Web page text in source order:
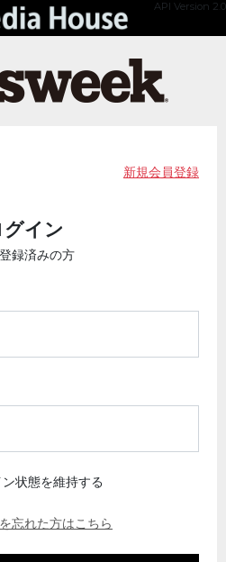
API Version 2.0
新規会員登録
グイン
録済みの方
ン状態を維持する
忘れた方はこちら